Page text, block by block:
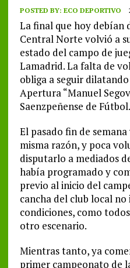
POSTED BY: ECO DEPORTIVO
La final que hoy debían
Central Norte volvió a
estado del campo de
Lamadrid. La falta de
obliga a seguir
Apertura “Manuel
Saenzpeñense de Fútbol.
El pasado fin de
misma razón, y poca
disputarlo a mediados
había programado y
previo al inicio del
cancha del club local no
condiciones, como
otro escenario.
Mientras tanto, ya
primer campeonato de